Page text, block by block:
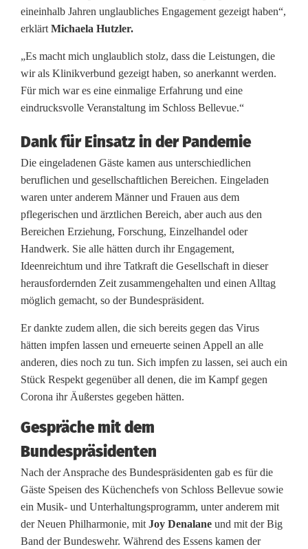
p
ä
s
d
e
n
t
e
n
f
ü
r
M
c
h
a
e
l
eineinhalb Jahren unglaubliches Engagement gezeigt haben“,
erklärt Michaela Hutzler.
„Es macht mich unglaublich stolz, dass die Leistungen, die
wir als Klinikverbund gezeigt haben, so anerkannt werden.
Für mich war es eine einmalige Erfahrung und eine
eindrucksvolle Veranstaltung im Schloss Bellevue.“
Dank für Einsatz in der Pandemie
Die eingeladenen Gäste kamen aus unterschiedlichen
beruflichen und gesellschaftlichen Bereichen. Eingeladen
waren unter anderem Männer und Frauen aus dem
pflegerischen und ärztlichen Bereich, aber auch aus den
Bereichen Erziehung, Forschung, Einzelhandel oder
Handwerk. Sie alle hätten durch ihr Engagement,
Ideenreichtum und ihre Tatkraft die Gesellschaft in dieser
herausfordernden Zeit zusammengehalten und einen Alltag
möglich gemacht, so der Bundespräsident.
Er dankte zudem allen, die sich bereits gegen das Virus
hätten impfen lassen und erneuerte seinen Appell an alle
anderen, dies noch zu tun. Sich impfen zu lassen, sei auch ein
Stück Respekt gegenüber all denen, die im Kampf gegen
Corona ihr Äußerstes gegeben hätten.
Gespräche mit dem
Bundespräsidenten
Nach der Ansprache des Bundespräsidenten gab es für die
Gäste Speisen des Küchenchefs von Schloss Bellevue sowie
ein Musik- und Unterhaltungsprogramm, unter anderem mit
der Neuen Philharmonie, mit Joy Denalane und mit der Big
Band der Bundeswehr. Während des Essens kamen der